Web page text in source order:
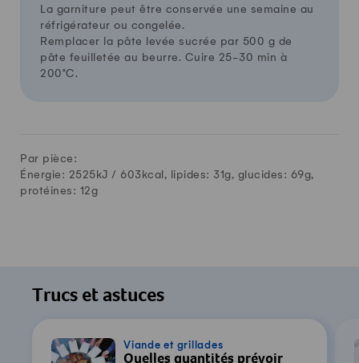
La garniture peut être conservée une semaine au
réfrigérateur ou congelée.
Remplacer la pâte levée sucrée par 500 g de
pâte feuilletée au beurre. Cuire 25-30 min à
200°C.
Par pièce:
Énergie: 2525kJ / 603 kcal, lipides: 31g, glucides: 69g,
protéines: 12g
Trucs et astuces
Viande et grillades
Quelles quantités prévoir